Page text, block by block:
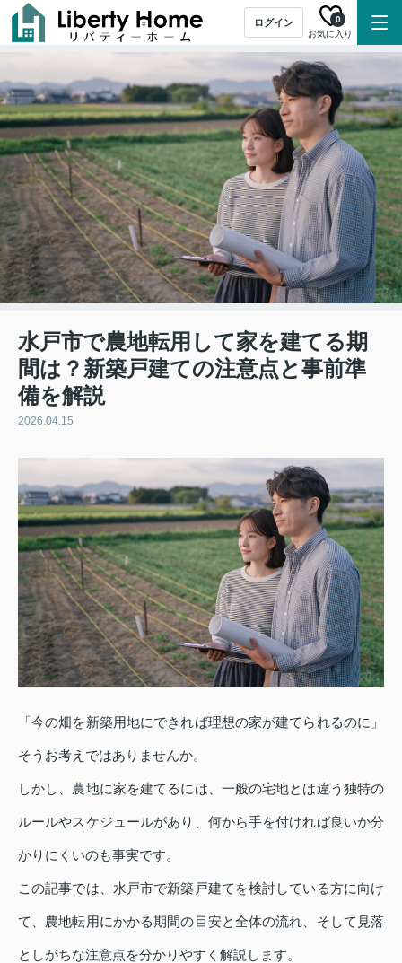
ログイン
お気に入り
0
水戸市で農地転用して家を建てる期
間は？新築戸建ての注意点と事前準
備を解説
2026.04.15
「今の畑を新築用地にできれば理想の家が建てられるのに」
そうお考えではありませんか。
しかし、農地に家を建てるには、一般の宅地とは違う独特の
ルールやスケジュールがあり、何から手を付ければ良いか分
かりにくいのも事実です。
この記事では、水戸市で新築戸建てを検討している方に向け
て、農地転用にかかる期間の目安と全体の流れ、そして見落
としがちな注意点を分かりやすく解説します。